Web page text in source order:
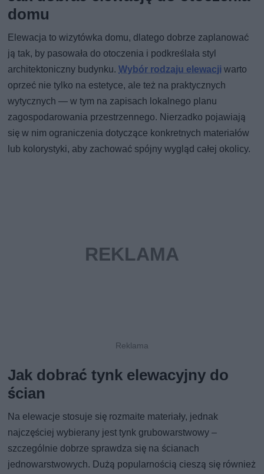
domu
Elewacja to wizytówka domu, dlatego dobrze zaplanować
ją tak, by pasowała do otoczenia i podkreślała styl
architektoniczny budynku.Wybór rodzaju elewacji warto
oprzeć nie tylko na estetyce, ale też na praktycznych
wytycznych — w tym na zapisach lokalnego planu
zagospodarowania przestrzennego. Nierzadko pojawiają
się w nim ograniczenia dotyczące konkretnych materiałów
lub kolorystyki, aby zachować spójny wygląd całej okolicy.
Jak dobrać tynk elewacyjny do
ścian
Na elewacje stosuje się rozmaite materiały, jednak
najczęściej wybierany jest tynk grubowarstwowy –
szczególnie dobrze sprawdza się na ścianach
jednowarstwowych. Dużą popularnością cieszą się również